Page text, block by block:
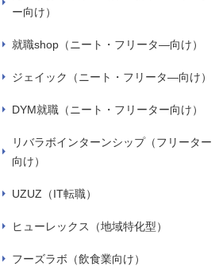
ー向け）
就職shop（ニート・フリータ―向け）
ジェイック（ニート・フリータ―向け）
DYM就職（ニート・フリーター向け）
リバラボインターンシップ（フリーター
向け）
UZUZ（IT転職）
ヒューレックス（地域特化型）
フーズラボ（飲食業向け）